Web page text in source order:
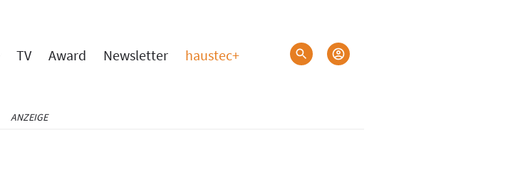
TV Award Newsletter haustec+
ANZEIGE